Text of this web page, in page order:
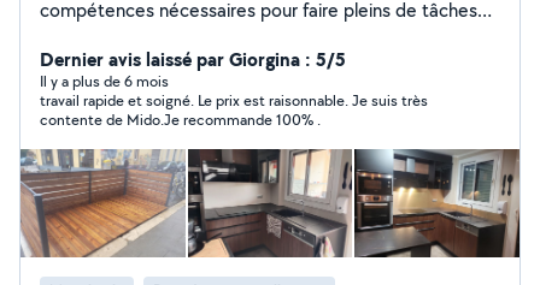
compétences nécessaires pour faire pleins de tâches
plomberie, électricité ,montage/démontage des
meubles,pose de tringles ...je suis équipé de matériels
professionnels. Je serai prêt à vous fournir un service de
qualité avec des tarifs raisonnables et j'essayerai de
vous dépanner en cas d'urgence
Dernier avis laissé par Giorgina : 5/5
Il y a plus de 6 mois
travail rapide et soigné. Le prix est raisonnable. Je suis très
contente de Mido.Je recommande 100% .